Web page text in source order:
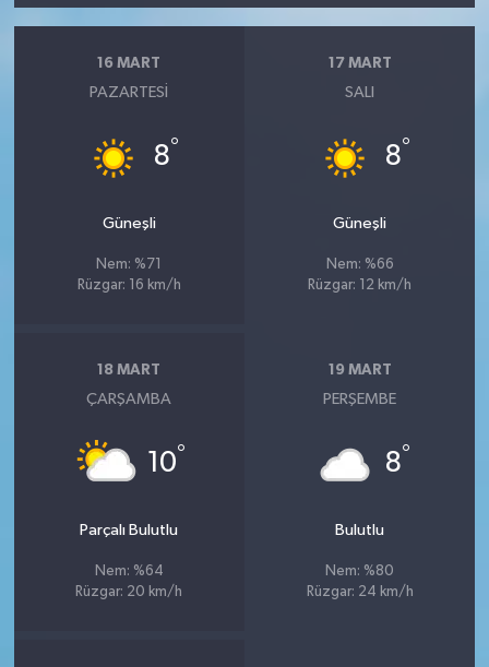
16 MART
PAZARTESI
8°
Güneşli
Nem: %71
Rüzgar: 16 km/h
17 MART
SALI
8°
Güneşli
Nem: %66
Rüzgar: 12 km/h
18 MART
ÇARŞAMBA
10°
Parçalı Bulutlu
Nem: %64
Rüzgar: 20 km/h
19 MART
PERŞEMBE
8°
Bulutlu
Nem: %80
Rüzgar: 24 km/h